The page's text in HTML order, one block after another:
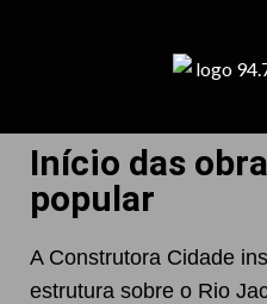
Início das
popular
A Construtora Cidade
estrutura sobre o Rio